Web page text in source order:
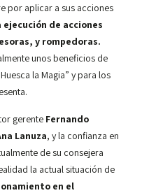
por aplicar a sus acciones
ejecución de acciones
y rompedoras.
unos beneficios de
la Magia” y para los
gerente Fernando
Lanuza, y la confianza en
de su consejera
la actual situación de
en el